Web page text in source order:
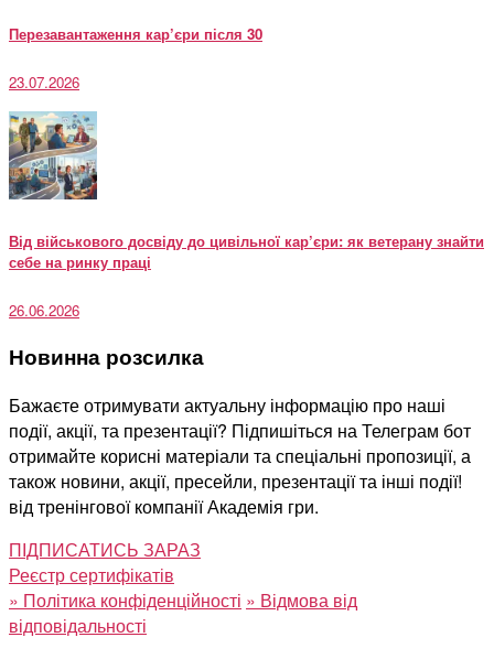
Перезавантаження кар’єри після 30
23.07.2026
Від військового досвіду до цивільної кар’єри: як ветерану знайти
себе на ринку праці
26.06.2026
Новинна розсилка
Бажаєте отримувати актуальну інформацію про наші
події, акції, та презентації? Підпишіться на Телеграм бот
отримайте корисні матеріали та спеціальні пропозиції, а
також новини, акції, пресейли, презентації та інші події!
від тренінгової компанії Академія гри.
ПІДПИСАТИСЬ ЗАРАЗ
Реєстр сертифікатів
» Політика конфіденційності » Відмова від
відповідальності